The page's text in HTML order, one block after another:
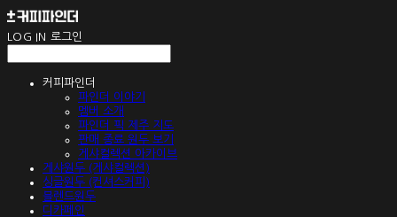
LOG IN 로그인
커피파인더
파인더 이야기
멤버 소개
파인더 픽 제주 지도
판매 종료 원두 보기
게샤컬렉션 아카이브
게샤원두 (게샤컬렉션)
싱글원두 (컨셔스커피)
블렌드원두
디카페인